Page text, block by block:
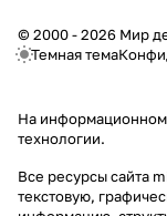
© 2000 - 2026 Мир
Темная тема
На
технологии.
Все ресурсы сайта
текстовую,